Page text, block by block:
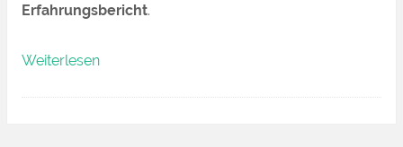
Erfahrungsbericht.
Weiterlesen„Wellness